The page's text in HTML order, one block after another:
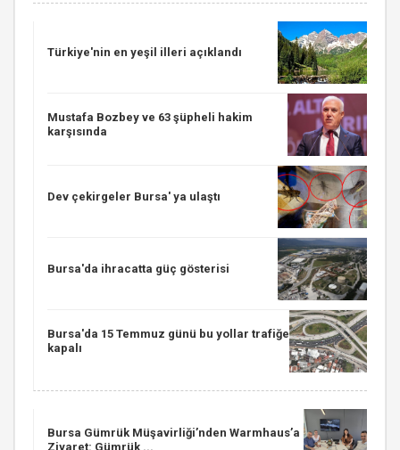
Türkiye'nin en yeşil illeri açıklandı
Mustafa Bozbey ve 63 şüpheli hakim
karşısında
Dev çekirgeler Bursa' ya ulaştı
Bursa'da ihracatta güç gösterisi
Bursa'da 15 Temmuz günü bu yollar trafiğe
kapalı
Bursa Gümrük Müşavirliği’nden Warmhaus’a
Ziyaret: Gümrük ...